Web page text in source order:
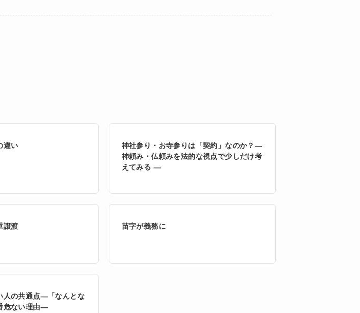
違い
神社参り・お寺参りは「契約」なのか？―
神頼み・仏頼みを法的な視点で少しだけ考
えてみる ―
譲渡 苗字が義務に
人の共通点―「なんとな
危ない理由―